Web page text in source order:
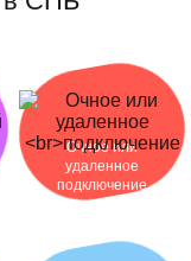
Очное или
удаленное
подключение